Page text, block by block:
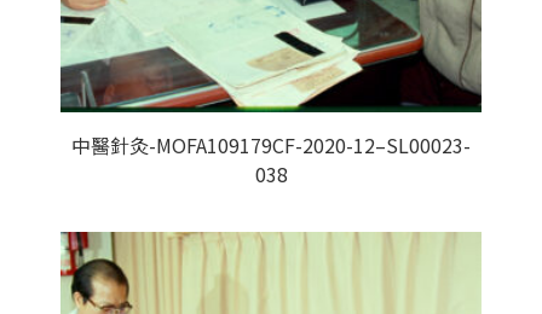
中醫針灸-MOFA109179CF-2020-12–SL00023-
038